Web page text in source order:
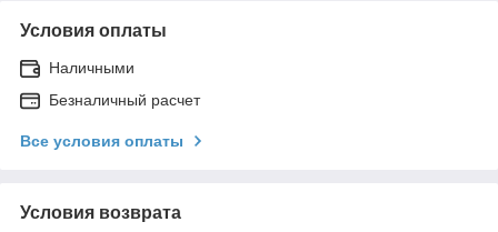
Условия оплаты
Наличными
Безналичный расчет
Все условия оплаты
Условия возврата